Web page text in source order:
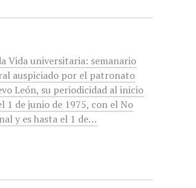
Vida universitaria: semanario
auspiciado por el patronato
León, su periodicidad al inicio
1 de junio de 1975, con el No
y es hasta el 1 de…